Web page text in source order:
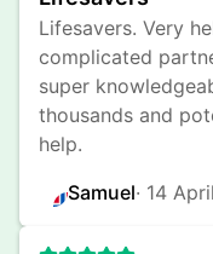
Lifesavers. Very
complicated
super
thousands and
help.
Samuel· 14